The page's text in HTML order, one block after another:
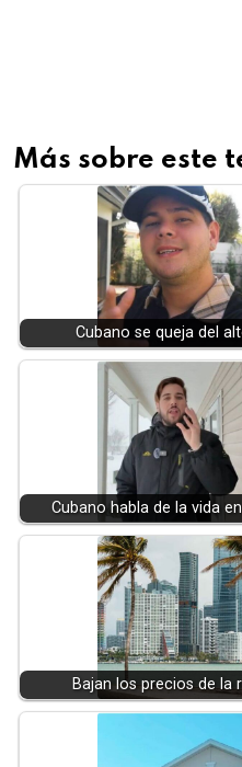
Más sobre este
Cubano se queja del
Cubano habla de la vida
Bajan los precios de la